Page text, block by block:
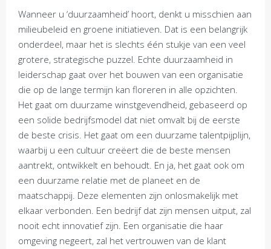
Wanneer u ‘duurzaamheid’ hoort, denkt u misschien aan
milieubeleid en groene initiatieven. Dat is een belangrijk
onderdeel, maar het is slechts één stukje van een veel
grotere, strategische puzzel. Echte duurzaamheid in
leiderschap gaat over het bouwen van een organisatie
die op de lange termijn kan floreren in alle opzichten.
Het gaat om duurzame winstgevendheid, gebaseerd op
een solide bedrijfsmodel dat niet omvalt bij de eerste
de beste crisis. Het gaat om een duurzame talentpijplijn,
waarbij u een cultuur creëert die de beste mensen
aantrekt, ontwikkelt en behoudt. En ja, het gaat ook om
een duurzame relatie met de planeet en de
maatschappij. Deze elementen zijn onlosmakelijk met
elkaar verbonden. Een bedrijf dat zijn mensen uitput, zal
nooit echt innovatief zijn. Een organisatie die haar
omgeving negeert, zal het vertrouwen van de klant